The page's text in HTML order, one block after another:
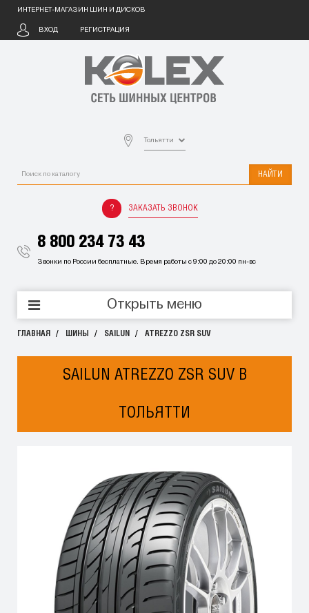
ИНТЕРНЕТ-МАГАЗИН ШИН И ДИСКОВ
ВХОД РЕГИСТРАЦИЯ
Тольятти
НАЙТИ
ЗАКАЗАТЬ ЗВОНОК
8 800 234 73 43
Звонки по России бесплатные. Время работы с 9:00 до 20:00 пн-вс
Открыть меню
ГЛАВНАЯ ШИНЫ SAILUN ATREZZO ZSR SUV
SAILUN ATREZZO ZSR SUV В
ТОЛЬЯТТИ